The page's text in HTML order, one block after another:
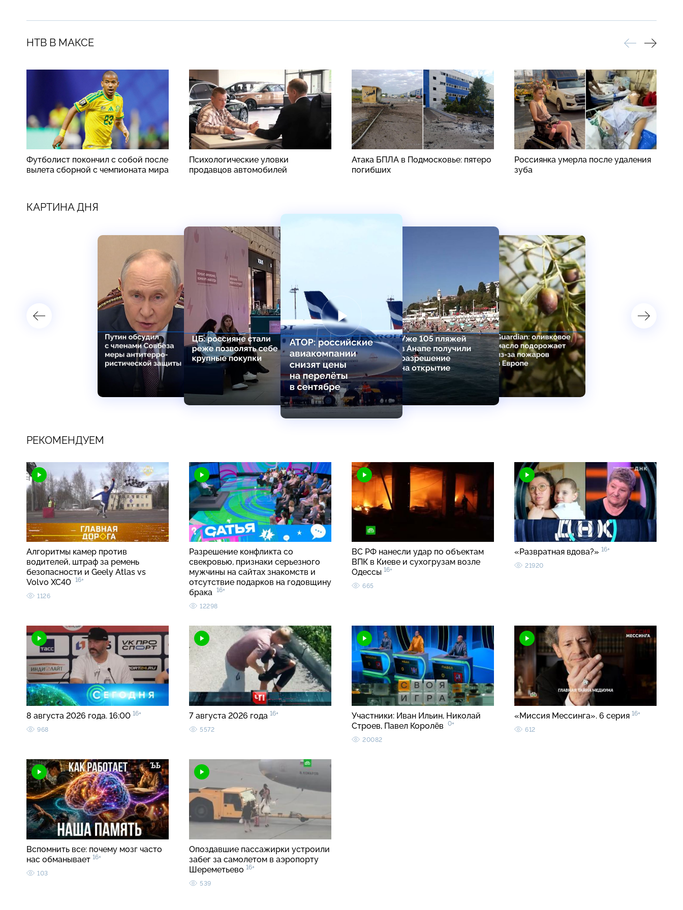
НТВ В МАКСЕ
Футболист покончил с собой после
вылета сборной с чемпионата мира
Психологические уловки
продавцов автомобилей
Атака БПЛА в Подмосковье: пятеро
погибших
Россиянка умерла после удаления
зуба
КАРТИНА ДНЯ
РЕКОМЕНДУЕМ
Алгоритмы камер против
водителей, штраф за ремень
безопасности и Geely Atlas vs
Volvo XC40 16+
1126
Разрешение конфликта со
свекровью, признаки серьезного
мужчины на сайтах знакомств и
отсутствие подарков на годовщину
брака 16+
12298
ВС РФ нанесли удар по объектам
ВПК в Киеве и сухогрузам возле
Одессы 16+
665
«Развратная вдова?» 16+
21920
8 августа 2026 года. 16:00 16+
968
7 августа 2026 года 16+
5572
Участники: Иван Ильин, Николай
Строев, Павел Королёв
0+
20082
«Миссия Мессинга». 6 серия 16+
612
Вспомнить все: почему мозг часто
нас обманывает 16+
103
Опоздавшие пассажирки устроили
забег за самолетом в аэропорту
Шереметьево 16+
539